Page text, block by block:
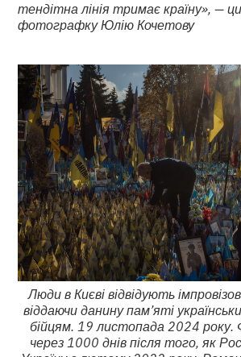
тендітна лінія тримає країну», —
фотографку Юлію Кочетову
Люди в Києві відвідують
віддаючи данину пам’яті
бійцям. 19 листопада 2024
через 1000 днів після того, як